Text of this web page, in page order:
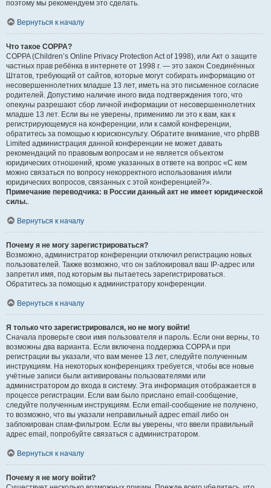
поэтому мы рекомендуем это сделать.
Вернуться к началу
Что такое COPPA?
COPPA (Children’s Online Privacy Protection Act of 1998), или Акт о защите
частных прав ребёнка в интернете от 1998 г. — это закон Соединённых
Штатов, требующий от сайтов, которые могут собирать информацию от
несовершеннолетних младше 13 лет, иметь на это письменное согласие
родителей. Допустимо наличие иного вида подтверждения того, что
опекуны разрешают сбор личной информации от несовершеннолетних
младше 13 лет. Если вы не уверены, применимо ли это к вам, как к
регистрирующемуся на конференции, или к самой конференции,
обратитесь за помощью к юрисконсульту. Обратите внимание, что phpBB
Limited администрация данной конференции не может давать
рекомендаций по правовым вопросам и не является объектом
юридических отношений, кроме указанных в ответе на вопрос «С кем
можно связаться по вопросу некорректного использования и/или
юридических вопросов, связанных с этой конференцией?».
Примечание переводчика: в России данный акт не имеет юридической
силы..
Вернуться к началу
Почему я не могу зарегистрироваться?
Возможно, администратор конференции отключил регистрацию новых
пользователей. Также возможно, что он заблокировал ваш IP-адрес или
запретил имя, под которым вы пытаетесь зарегистрироваться.
Обратитесь за помощью к администратору конференции.
Вернуться к началу
Я только что зарегистрировался, но не могу войти!
Сначала проверьте свои имя пользователя и пароль. Если они верны, то
возможны два варианта. Если включена поддержка COPPA и при
регистрации вы указали, что вам менее 13 лет, следуйте полученным
инструкциям. На некоторых конференциях требуется, чтобы все новые
учётные записи были активированы пользователями или
администратором до входа в систему. Эта информация отображается в
процессе регистрации. Если вам было прислано email-сообщение,
следуйте полученным инструкциям. Если email-сообщение не получено,
то возможно, что вы указали неправильный адрес email либо он
заблокирован спам-фильтром. Если вы уверены, что ввели правильный
адрес email, попробуйте связаться с администратором.
Вернуться к началу
Почему я не могу войти?